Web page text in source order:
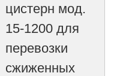
цистерн мод.
15-1200 для
перевозки
сжиженных